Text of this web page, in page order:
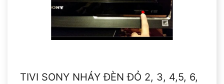
TIVI SONY NHÁY ĐÈN ĐỎ 2, 3, 4,5, 6,